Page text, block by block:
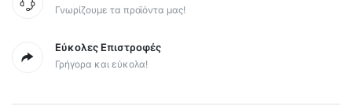
Γνωρίζουμε τα προϊόντα μας!
Εύκολες Επιστροφές
Γρήγορα και εύκολα!